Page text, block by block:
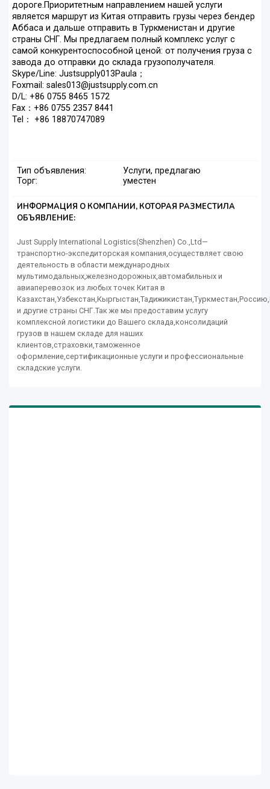
дороге.Приоритетным направлением нашей услуги
является маршрут из Китая отправить грузы через бендер
Аббаса и дальше отправить в Туркменистан и другие
страны СНГ. Мы предлагаем полный комплекс услуг с
самой конкурентоспособной ценой: от получения груза с
завода до отправки до склада грузополучателя.
Skype/Line: Justsupply013Paula；
Foxmail: sales013@justsupply.com.cn
D/L: +86 0755 8465 1572
Fax：+86 0755 2357 8441
Tel： +86 18870747089
Тип объявления:
Услуги, предлагаю
Торг:
уместен
ИНФОРМАЦИЯ О КОМПАНИИ, КОТОРАЯ РАЗМЕСТИЛА
ОБЪЯВЛЕНИЕ:
Just Supply International Logistics(Shenzhen) Co.,Ltd—
транспортно-экспедиторская компания,осуществляет свою
деятельность в области международных
мультимодальных,железнодорожных,автомабильных и
авиаперевозок из любых точек Китая в
и другие страны СНГ.Так же мы предоставим услугу
комплексной логистики до Вашего склада,консолидаций
грузов в нашем складе для наших
клиентов,страховки,таможенное
оформление,сертификационные услуги и профессиональные
складские услуги.